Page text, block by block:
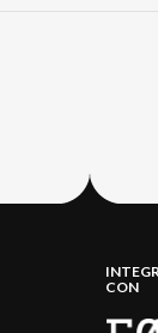
CON